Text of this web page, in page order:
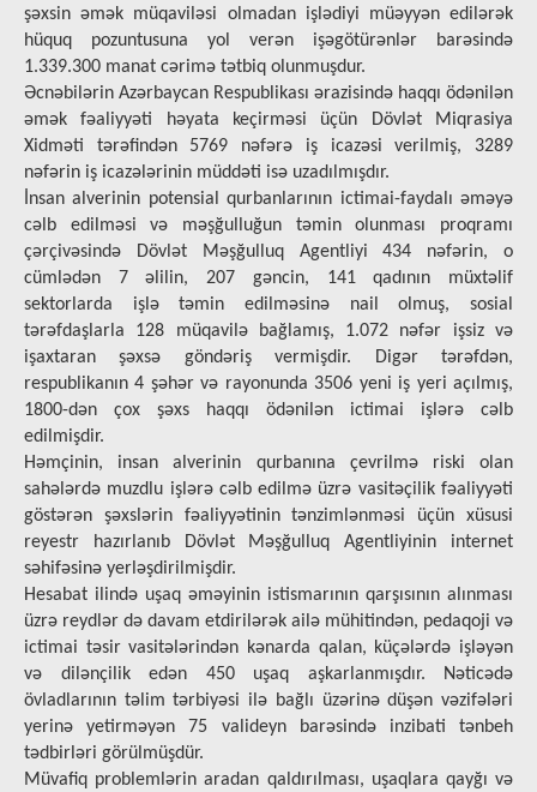
şəxsin əmək müqaviləsi olmadan işlədiyi müəyyən edilərək
hüquq pozuntusuna yol verən işəgötürənlər barəsində
1.339.300 manat cərimə tətbiq olunmuşdur.
Əcnəbilərin Azərbaycan Respublikası ərazisində haqqı ödənilən
əmək fəaliyyəti həyata keçirməsi üçün Dövlət Miqrasiya
Xidməti tərəfindən 5769 nəfərə iş icazəsi verilmiş, 3289
nəfərin iş icazələrinin müddəti isə uzadılmışdır.
İnsan alverinin potensial qurbanlarının ictimai-faydalı əməyə
cəlb edilməsi və məşğulluğun təmin olunması proqramı
çərçivəsində Dövlət Məşğulluq Agentliyi 434 nəfərin, o
cümlədən 7 əlilin, 207 gəncin, 141 qadının müxtəlif
sektorlarda işlə təmin edilməsinə nail olmuş, sosial
tərəfdaşlarla 128 müqavilə bağlamış, 1.072 nəfər işsiz və
işaxtaran şəxsə göndəriş vermişdir. Digər tərəfdən,
respublikanın 4 şəhər və rayonunda 3506 yeni iş yeri açılmış,
1800-dən çox şəxs haqqı ödənilən ictimai işlərə cəlb
edilmişdir.
Həmçinin, insan alverinin qurbanına çevrilmə riski olan
sahələrdə muzdlu işlərə cəlb edilmə üzrə vasitəçilik fəaliyyəti
göstərən şəxslərin fəaliyyətinin tənzimlənməsi üçün xüsusi
reyestr hazırlanıb Dövlət Məşğulluq Agentliyinin internet
səhifəsinə yerləşdirilmişdir.
Hesabat ilində uşaq əməyinin istismarının qarşısının alınması
üzrə reydlər də davam etdirilərək ailə mühitindən, pedaqoji və
ictimai təsir vasitələrindən kənarda qalan, küçələrdə işləyən
və dilənçilik edən 450 uşaq aşkarlanmışdır. Nəticədə
övladlarının təlim tərbiyəsi ilə bağlı üzərinə düşən vəzifələri
yerinə yetirməyən 75 valideyn barəsində inzibati tənbeh
tədbirləri görülmüşdür.
Müvafiq problemlərin aradan qaldırılması, uşaqlara qayğı və